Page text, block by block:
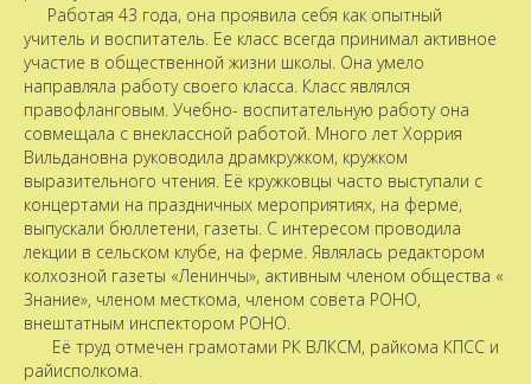
Работая 43 года, она проявила себя как опытный
учитель и воспитатель. Ее класс всегда принимал активное
участие в общественной жизни школы. Она умело
направляла работу своего класса. Класс являлся
правофланговым. Учебно- воспитательную работу она
совмещала с внеклассной работой. Много лет Хоррия
Вильдановна руководила драмкружком, кружком
выразительного чтения. Её кружковцы часто выступали с
концертами на праздничных мероприятиях, на ферме,
выпускали бюллетени, газеты. С интересом проводила
лекции в сельском клубе, на ферме. Являлась редактором
колхозной газеты «Ленинчы», активным членом общества «
Знание», членом месткома, членом совета РОНО,
внештатным инспектором РОНО.
Её труд отмечен грамотами РК ВЛКСМ, райкома КПСС и
райисполкома.